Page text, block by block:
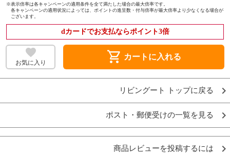
※表示倍率は各キャンペーンの適用条件を全て満たした場合の最大倍率です。
各キャンペーンの適用状況によっては、ポイントの進呈数・付与倍率が最大倍率より少なくなる場合が
ございます。
dカードでお支払ならポイント3倍
お気に入り shopping_cart カートに入れる
リビングート トップに戻る
ポスト・郵便受けの一覧を見る
商品レビューを投稿するには